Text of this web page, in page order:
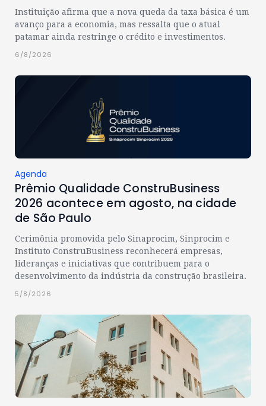
Instituição afirma que a nova queda da taxa básica é um
avanço para a economia, mas ressalta que o atual
patamar ainda restringe o crédito e investimentos.
6/8/2026
Agenda
Prêmio Qualidade ConstruBusiness
2026 acontece em agosto, na cidade
de São Paulo
Cerimônia promovida pelo Sinaprocim, Sinprocim e
Instituto ConstruBusiness reconhecerá empresas,
lideranças e iniciativas que contribuem para o
desenvolvimento da indústria da construção brasileira.
5/8/2026